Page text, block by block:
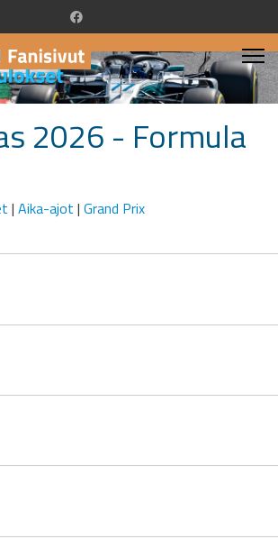
2026 - Formula
| Aika-ajot | Grand Prix